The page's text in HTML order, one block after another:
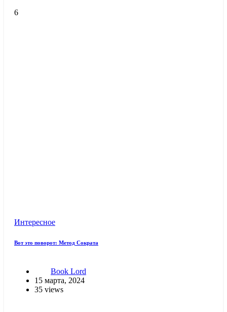
6
Интересное
Вот это поворот: Метод Сократа
Book Lord
15 марта, 2024
35 views